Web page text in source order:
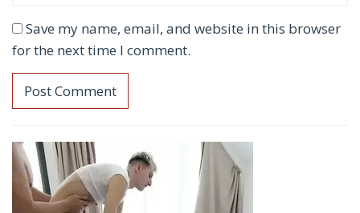
Save my name, email, and website in this browser
for the next time I comment.